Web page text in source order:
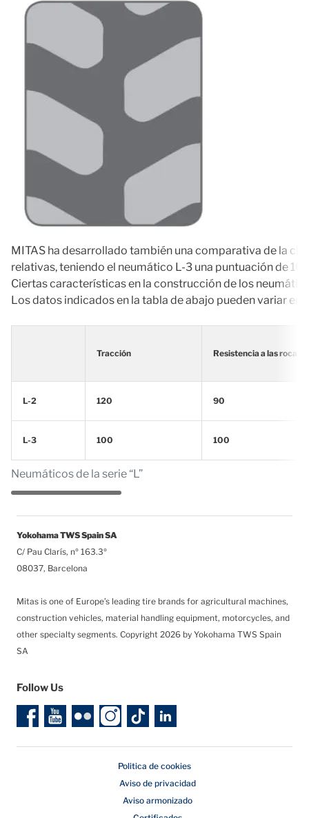
MITAS ha desarrollado también una comparativa de la
relativas, teniendo el neumático L-3 una puntuación de
Ciertas características en la construcción de los
Los datos indicados en la tabla de abajo pueden variar
Neumáticos de la serie “L”
Tracción Resistencia a las rocas
L-2 120 90
L-3 100 100
Yokohama TWS Spain SA
C/ Pau Clarís, nº 163.3º
08037, Barcelona
Mitas is one of Europe’s leading tire brands for agricultural machines,
construction vehicles, material handling equipment, motorcycles, and
other specialty segments. Copyright 2026 by Yokohama TWS Spain
SA
Follow Us
Politica de cookies
Aviso de privacidad
Aviso armonizado